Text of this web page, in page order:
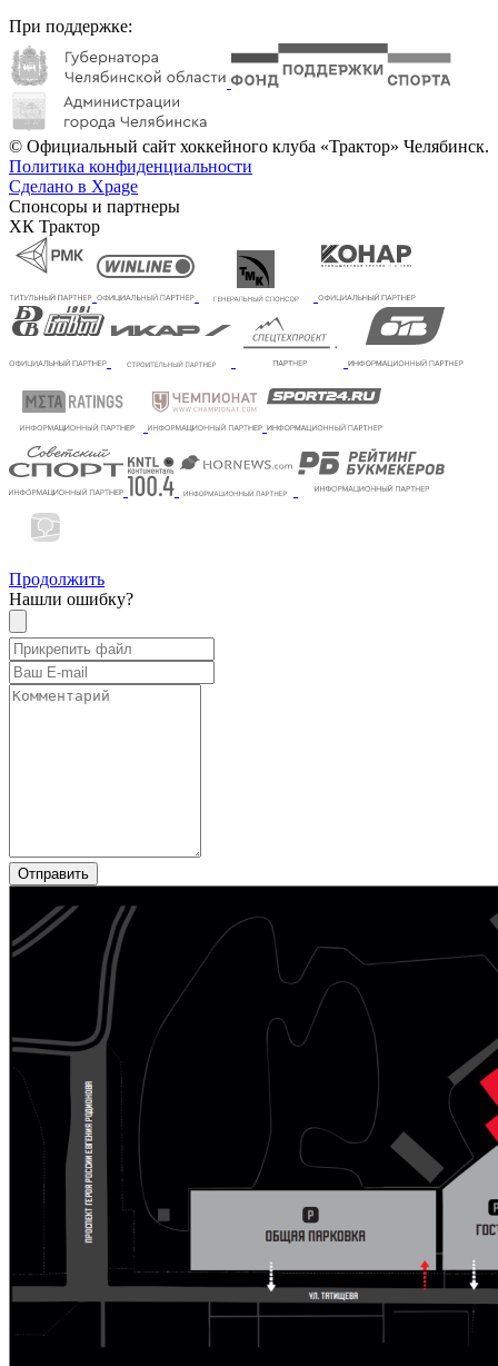
При поддержке:
© Официальный сайт хоккейного клуба «Трактор» Челябинск.
Политика конфиденциальности
Сделано в Xpage
Спонсоры и партнеры
ХК Трактор
Продолжить
Нашли ошибку?